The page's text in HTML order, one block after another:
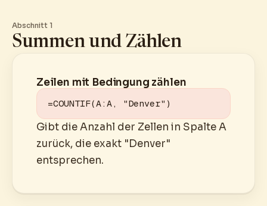
Abschnitt 1
Summen und Zählen
Zeilen mit Bedingung zählen
=COUNTIF(A:A, "Denver")
Gibt die Anzahl der Zellen in Spalte A
zurück, die exakt "Denver"
entsprechen.